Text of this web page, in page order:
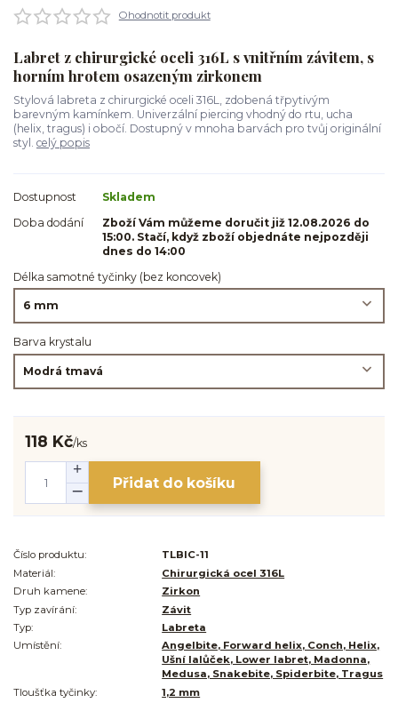
Ohodnotit produkt
Labret z chirurgické oceli 316L s vnitřním závitem, s
horním hrotem osazeným zirkonem
Stylová labreta z chirurgické oceli 316L, zdobená třpytivým
barevným kamínkem. Univerzální piercing vhodný do rtu, ucha
(helix, tragus) i obočí. Dostupný v mnoha barvách pro tvůj originální
styl. celý popis
Dostupnost
Skladem
Doba dodání
Zboží Vám můžeme doručit již 12.08.2026 do
15:00. Stačí, když zboží objednáte nejpozději
dnes do 14:00
Délka samotné tyčinky (bez koncovek)
Barva krystalu
118 Kč/ks
Přidat do košíku
Číslo produktu:
TLBIC-11
Materiál:
Chirurgická ocel 316L
Druh kamene:
Zirkon
Typ zavírání:
Závit
Typ:
Labreta
Umístění:
Angelbite, Forward helix, Conch, Helix,
Ušní lalůček, Lower labret, Madonna,
Medusa, Snakebite, Spiderbite, Tragus
Tloušťka tyčinky:
1,2 mm